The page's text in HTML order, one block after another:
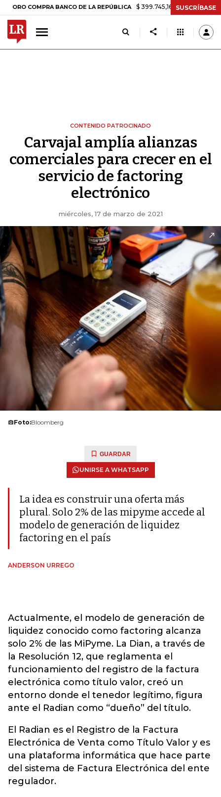
BANCO DE LA REPÚBLICA $ 399.745,16 +$ 2.295,71 +0,58%
SUSCRÍBASE
CONTENIDO PATROCINADO
Carvajal amplía alianzas
comerciales para crecer en el
servicio de factoring
electrónico
miércoles, 17 de marzo de 2021
Foto:Bloomberg
GUARDAR
UNIRSE A WHATSAPP
La idea es construir una oferta más
plural. Solo 2% de las mipyme accede al
modelo de generación de liquidez
factoring en el país
ANDERSON URREGO
Actualmente, el modelo de generación de
liquidez conocido como factoring alcanza
solo 2% de las MiPyme. La Dian, a través de
la Resolución 12, que reglamenta el
funcionamiento del registro de la factura
electrónica como título valor, creó un
entorno donde el tenedor legítimo, figura
ante el Radian como “dueño” del título.
El Radian es el Registro de la Factura
Electrónica de Venta como Título Valor y es
una plataforma informática que hace parte
del sistema de Factura Electrónica del ente
regulador.